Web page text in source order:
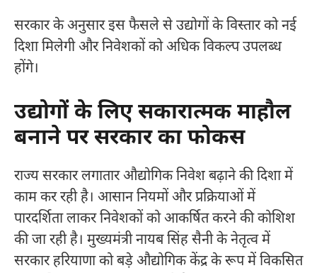
सरकार के अनुसार इस फैसले से उद्योगों के विस्तार को नई
दिशा मिलेगी और निवेशकों को अधिक विकल्प उपलब्ध
होंगे।
उद्योगों के लिए सकारात्मक माहौल
बनाने पर सरकार का फोकस
राज्य सरकार लगातार औद्योगिक निवेश बढ़ाने की दिशा में
काम कर रही है। आसान नियमों और प्रक्रियाओं में
पारदर्शिता लाकर निवेशकों को आकर्षित करने की कोशिश
की जा रही है। मुख्यमंत्री नायब सिंह सैनी के नेतृत्व में
सरकार हरियाणा को बड़े औद्योगिक केंद्र के रूप में विकसित